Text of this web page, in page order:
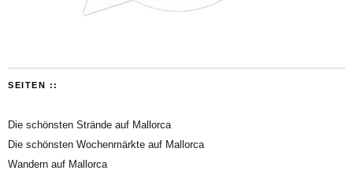
SEITEN ::
Die schönsten Strände auf Mallorca
Die schönsten Wochenmärkte auf Mallorca
Wandern auf Mallorca